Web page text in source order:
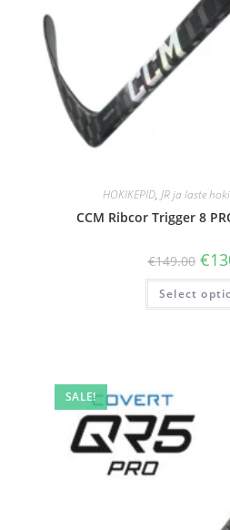
HOKIKEPID, JR ja laste
CCM Ribcor Trigger 8
€149.00 €
Select
SALE!